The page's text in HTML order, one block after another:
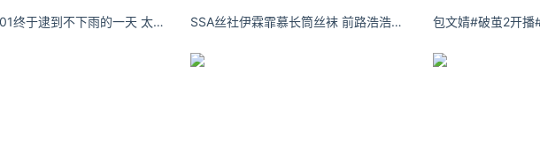
沈鱼鱼1201终于逮到不下雨的一天 太难得了 ​​​​ SSA丝社伊霖霏慕长筒丝袜 前路浩浩荡荡 万物皆可期待